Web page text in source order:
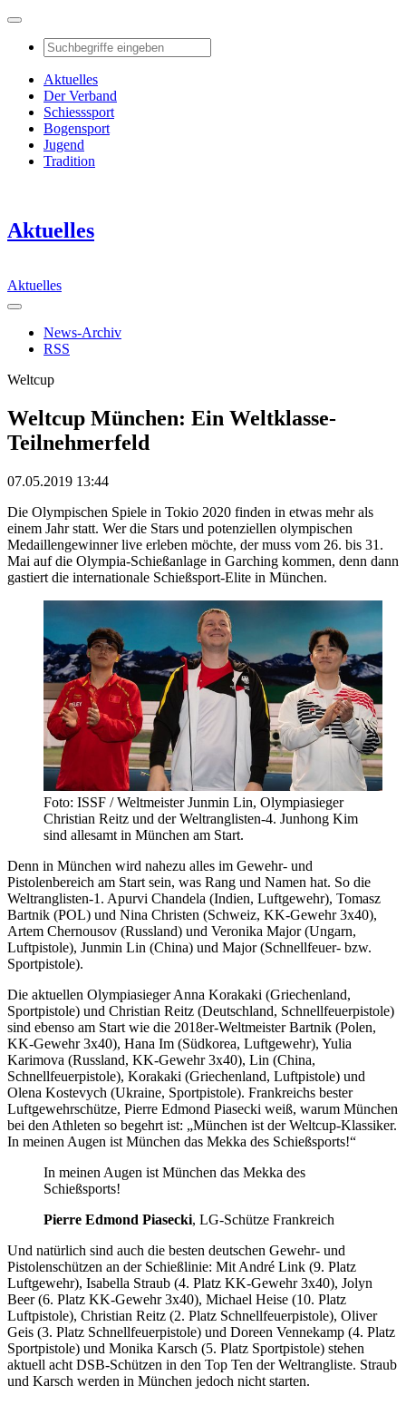
Aktuelles
Der Verband
Schiesssport
Bogensport
Jugend
Tradition
Aktuelles
Aktuelles
News-Archiv
RSS
Weltcup
Weltcup München: Ein Weltklasse-
Teilnehmerfeld
07.05.2019 13:44
Die Olympischen Spiele in Tokio 2020 finden in etwas mehr als
einem Jahr statt. Wer die Stars und potenziellen olympischen
Medaillengewinner live erleben möchte, der muss vom 26. bis 31.
Mai auf die Olympia-Schießanlage in Garching kommen, denn dann
gastiert die internationale Schießsport-Elite in München.
Foto: ISSF / Weltmeister Junmin Lin, Olympiasieger
Christian Reitz und der Weltranglisten-4. Junhong Kim
sind allesamt in München am Start.
Denn in München wird nahezu alles im Gewehr- und
Pistolenbereich am Start sein, was Rang und Namen hat. So die
Weltranglisten-1. Apurvi Chandela (Indien, Luftgewehr), Tomasz
Bartnik (POL) und Nina Christen (Schweiz, KK-Gewehr 3x40),
Artem Chernousov (Russland) und Veronika Major (Ungarn,
Luftpistole), Junmin Lin (China) und Major (Schnellfeuer- bzw.
Sportpistole).
Die aktuellen Olympiasieger Anna Korakaki (Griechenland,
Sportpistole) und Christian Reitz (Deutschland, Schnellfeuerpistole)
sind ebenso am Start wie die 2018er-Weltmeister Bartnik (Polen,
KK-Gewehr 3x40), Hana Im (Südkorea, Luftgewehr), Yulia
Karimova (Russland, KK-Gewehr 3x40), Lin (China,
Schnellfeuerpistole), Korakaki (Griechenland, Luftpistole) und
Olena Kostevych (Ukraine, Sportpistole). Frankreichs bester
Luftgewehrschütze, Pierre Edmond Piasecki weiß, warum München
bei den Athleten so begehrt ist: „München ist der Weltcup-Klassiker.
In meinen Augen ist München das Mekka des Schießsports!“
In meinen Augen ist München das Mekka des
Schießsports!
Pierre Edmond Piasecki, LG-Schütze Frankreich
Und natürlich sind auch die besten deutschen Gewehr- und
Pistolenschützen an der Schießlinie: Mit André Link (9. Platz
Luftgewehr), Isabella Straub (4. Platz KK-Gewehr 3x40), Jolyn
Beer (6. Platz KK-Gewehr 3x40), Michael Heise (10. Platz
Luftpistole), Christian Reitz (2. Platz Schnellfeuerpistole), Oliver
Geis (3. Platz Schnellfeuerpistole) und Doreen Vennekamp (4. Platz
Sportpistole) und Monika Karsch (5. Platz Sportpistole) stehen
aktuell acht DSB-Schützen in den Top Ten der Weltrangliste. Straub
und Karsch werden in München jedoch nicht starten.